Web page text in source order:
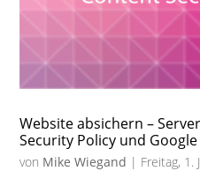
Website absichern –
Security Policy und
von Mike Wiegand | Freitag, 1.